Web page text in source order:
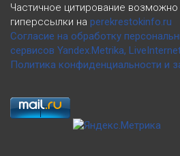
Частичное цитирование возможно
гиперссылки на perekrestokinfo.ru
Согласие на обработку
сервисов Yandex.Metrika,
Политика конфиденциальности и